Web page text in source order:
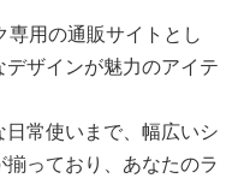
専用の通販サイトとし
ザインが魅力のアイテ
常使いまで、幅広いシ
っており、あなたのラ